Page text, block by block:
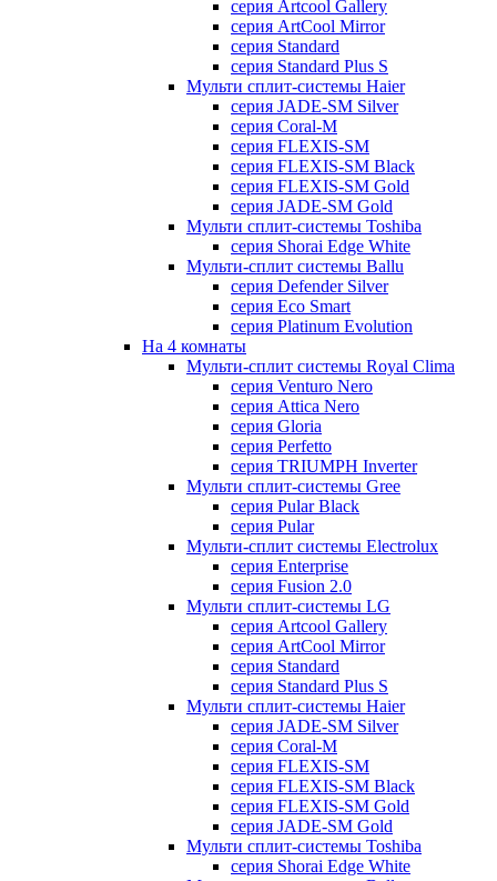
серия Artcool Gallery
серия ArtCool Mirror
серия Standard
серия Standard Plus S
Мульти сплит-системы Haier
серия JADE-SM Silver
серия Coral-M
серия FLEXIS-SM
серия FLEXIS-SM Black
серия FLEXIS-SM Gold
серия JADE-SM Gold
Мульти сплит-системы Toshiba
серия Shorai Edge White
Мульти-сплит системы Ballu
серия Defender Silver
серия Eco Smart
серия Platinum Evolution
На 4 комнаты
Мульти-сплит системы Royal Clima
серия Venturo Nero
серия Attica Nero
серия Gloria
серия Perfetto
серия TRIUMPH Inverter
Мульти сплит-системы Gree
серия Pular Black
серия Pular
Мульти-сплит системы Electrolux
серия Enterprise
серия Fusion 2.0
Мульти сплит-системы LG
серия Artcool Gallery
серия ArtCool Mirror
серия Standard
серия Standard Plus S
Мульти сплит-системы Haier
серия JADE-SM Silver
серия Coral-M
серия FLEXIS-SM
серия FLEXIS-SM Black
серия FLEXIS-SM Gold
серия JADE-SM Gold
Мульти сплит-системы Toshiba
серия Shorai Edge White